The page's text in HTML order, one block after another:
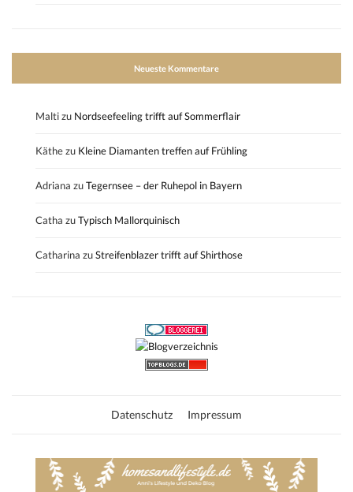
Neueste Kommentare
Maltizu Nordseefeeling trifft auf Sommerflair
Käthezu Kleine Diamanten treffen auf Frühling
Adriana zuTegernsee – der Ruhepol in Bayern
Catha zuTypisch Mallorquinisch
Catharina zuStreifenblazer trifft auf Shirthose
Datenschutz Impressum